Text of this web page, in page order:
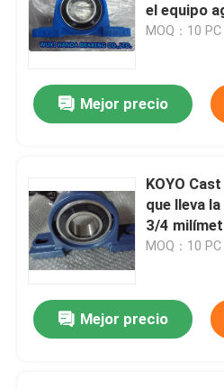
Productos
Sobre nosotros
Viaje de la fábrica
el equipo
MOQ：10 PC
Mejor precio
KOYO
que lleva
3/4
MOQ：10 PC
Mejor precio